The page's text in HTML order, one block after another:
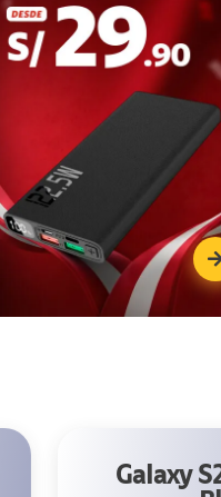
Galaxy S25FE 5G Jet